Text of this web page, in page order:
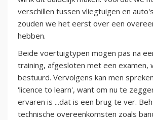
verschillen tussen vliegtuigen en
zouden we het eerst over een
hebben.
Beide voertuigtypen mogen pas na
training, afgesloten met een examen,
bestuurd. Vervolgens kan men
'licence to learn', want om nu te
ervaren is ...dat is een brug te ver.
technische overeenkomsten zoals